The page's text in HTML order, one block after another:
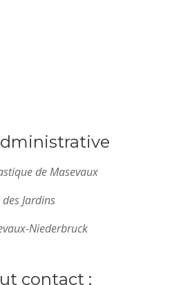
de Masevaux
Jardins
Niederbruck
contact :